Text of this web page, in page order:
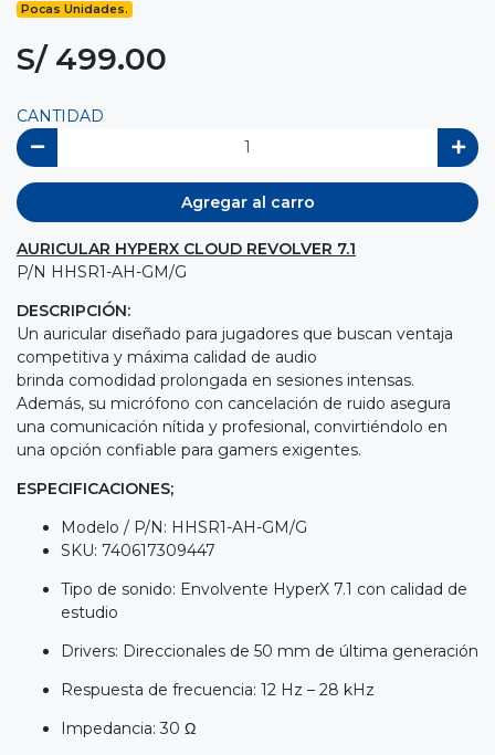
Pocas Unidades.
S/ 499.00
CANTIDAD
Agregar al carro
AURICULAR HYPERX CLOUD REVOLVER 7.1
P/N HHSR1-AH-GM/G
DESCRIPCIÓN:
Un auricular diseñado para jugadores que buscan ventaja
competitiva y máxima calidad de audio
brinda comodidad prolongada en sesiones intensas.
Además, su micrófono con cancelación de ruido asegura
una comunicación nítida y profesional, convirtiéndolo en
una opción confiable para gamers exigentes.
ESPECIFICACIONES;
Modelo / P/N: HHSR1-AH-GM/G
SKU: 740617309447
Tipo de sonido: Envolvente HyperX 7.1 con calidad de
estudio
Drivers: Direccionales de 50 mm de última generación
Respuesta de frecuencia: 12 Hz – 28 kHz
Impedancia: 30 Ω